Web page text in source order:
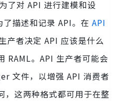
了对 API 进行建模和设
描述和记录 API。在 API
产者决定 API 应该是什么
RAML。API 生产者可能会
文件，以增强 API 消费者
，这两种格式都可用于在整